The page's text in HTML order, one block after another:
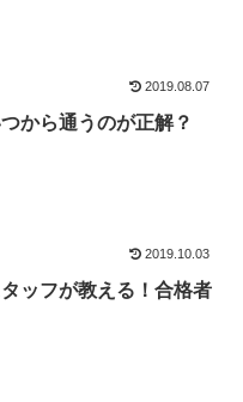
2019.08.07
から通うのが正解？
2019.10.03
ッフが教える！合格者